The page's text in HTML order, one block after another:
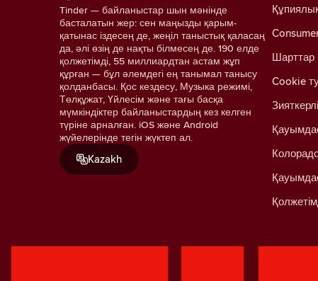
Tinder — байланыстар шын мәнінде
басталатын жер: сен маңызды қарым-
қатынас іздесең де, жеңіл таныстық қаласаң
да, әлі өзің де нақты білмесең де. 190 елде
қолжетімді, 55 миллиардтан астам жұп
құрған — бұл әлемдегі ең танымал танысу
қолданбасы. Қос кездесу, Музыка режимі,
Төлқұжат, Үйлесім және тағы басқа
мүмкіндіктер байланыстардың кез келген
түріне арналған. iOS және Android
жүйелерінде тегін жүктеп ал.
Kazakh
Шарттар
Cookie